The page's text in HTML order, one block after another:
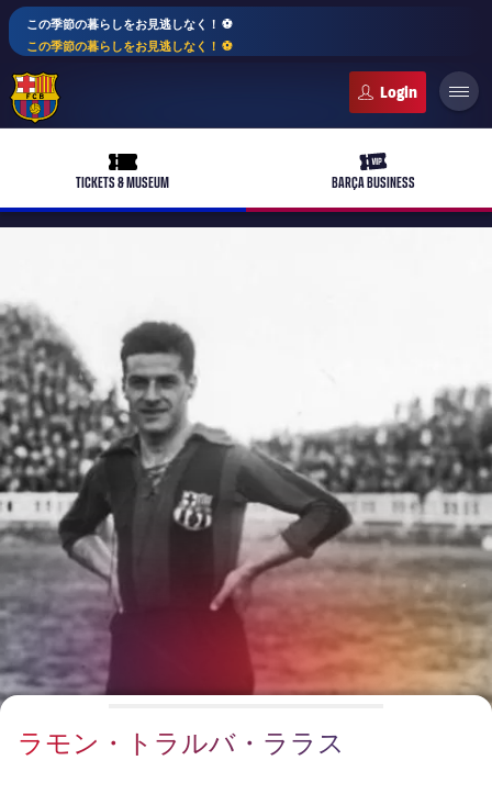
この季節の暮らしをお見逃しなく！ ⚽️
この季節の暮らしをお見逃しなく！ ⚽️
ticket-full
TICKETS & MUSEUM
ticket-vip
BARÇA BUSINESS
plusicon
label.aria.plus
バルサアカデミー
plusicon
label.aria.plus
10年毎
会長
レジェンド
監督
plusicon
label.aria.plus
プレスパス
Facilities
トップチーム
女子サッカー
plusicon
label.aria.plus
スケジュール
チケット
結果
順位表
バルサAtlètic
plusicon
label.aria.plus
スケジュール
チケット
結果
順位表
PLUSICON
LABEL.ARIA.PLUS
トップチーム
plusicon
label.aria.plus
スケジュール
チケット
結果
PLUSICON
LABEL.ARIA.PLUS
トップチーム
スケジュール
ラモン・トラルバ・ララス